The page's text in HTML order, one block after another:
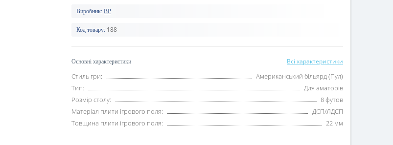
Виробник: BP
Код товару: 188
Основні характеристики Всі характеристики
Стиль гри:
Американський більярд (Пул)
Тип:
Для аматорів
Розмір столу:
8 футов
Матеріал плити ігрового поля:
ДСП/ЛДСП
Товщина плити ігрового поля:
22 мм